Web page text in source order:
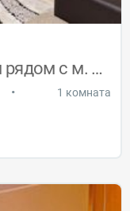
Квартира с евроремонтом рядом с м. Юго-З
• 1 комната